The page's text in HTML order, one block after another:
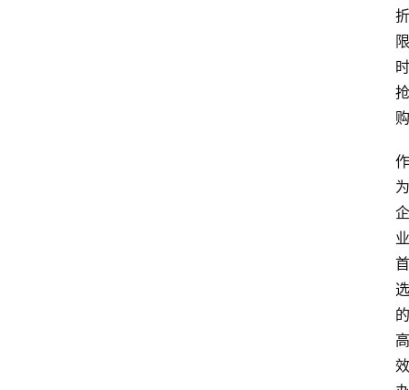
折
限
时
抢
购
作
为
企
业
首
选
的
高
效